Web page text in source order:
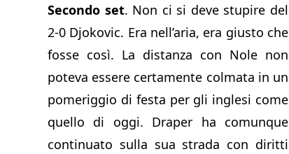
Secondo set. Non ci si deve stupire del
2-0 Djokovic. Era nell’aria, era giusto che
fosse così. La distanza con Nole non
poteva essere certamente colmata in un
pomeriggio di festa per gli inglesi come
quello di oggi. Draper ha comunque
continuato sulla sua strada con diritti